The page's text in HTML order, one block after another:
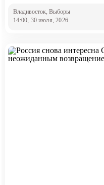
Владивосток , Выборы
14:00, 30 июля, 2026